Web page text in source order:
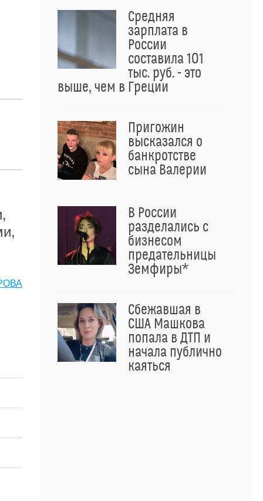
Средняя
зарплата в
России
составила 101
тыс. руб. - это
выше, чем в Греции
Пригожин
высказался о
банкротстве
сына Валерии
В России
разделались с
бизнесом
предательницы
Земфиры*
Сбежавшая в
США Машкова
попала в ДТП и
начала публично
каяться